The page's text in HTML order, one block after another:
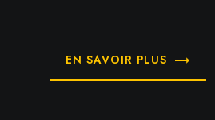
EN SAVOIR PLUS